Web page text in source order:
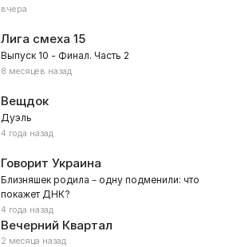
вчера
Лига смеха 15
Выпуск 10 - Финал. Часть 2
8 месяцев назад
Вещдок
Дуэль
4 года назад
Говорит Украина
Близняшек родила – одну подменили: что
покажет ДНК?
4 года назад
Вечерний Квартал
2 месяца назад